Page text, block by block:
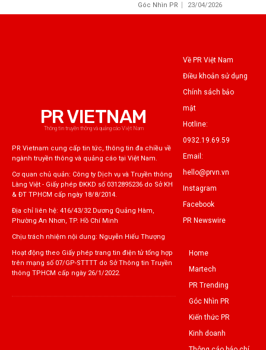
Góc Nhìn PR 23/04/2026
PR VIETNAM
Thông tin truyền thông và quảng cáo Việt Nam
PR Vietnam cung cấp tin tức, thông tin đa chiều về
ngành truyền thông và quảng cáo tại Việt Nam.
Cơ quan chủ quản: Công ty Dịch vụ và Truyền thông
Làng Việt - Giấy phép ĐKKD số 0312895236 do Sở KH
& ĐT TPHCM cấp ngày 18/8/2014.
Địa chỉ liên hệ: 416/43/32 Dương Quảng Hàm,
Phường An Nhơn, TP. Hồ Chí Minh
Chịu trách nhiệm nội dung: Nguyễn Hiếu Thượng
Hoạt động theo Giấy phép trang tin điện tử tổng hợp
trên mạng số 07/GP-STTTT do Sở Thông tin Truyền
thông TPHCM cấp ngày 26/1/2022.
Về PR Việt Nam
Điều khoản sử dụng
Chính sách bảo
mật
Hotline:
0932.19.69.59
Email:
hello@prvn.vn
Instagram
Facebook
PR Newswire
Home
Martech
PR Trending
Góc Nhìn PR
Kiến thức PR
Kinh doanh